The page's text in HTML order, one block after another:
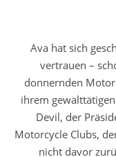
Ava hat sich
vertrauen –
donnernden
ihrem
Devil, der
Motorcycle Clubs,
nicht davor